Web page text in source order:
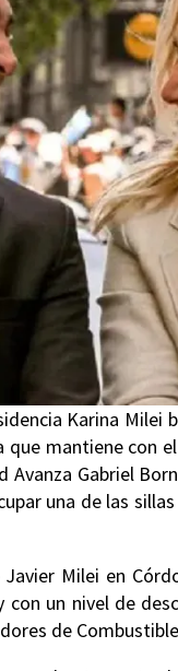
Karina Milei
mantiene con
Gabriel
una de las
Milei en
un nivel de
de